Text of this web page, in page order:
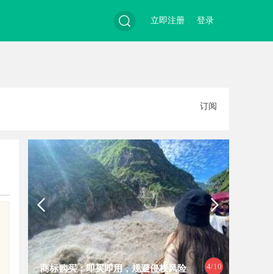
索
登录
立即注册
订阅
4/10
商标购买：即买即用，规避侵权风险